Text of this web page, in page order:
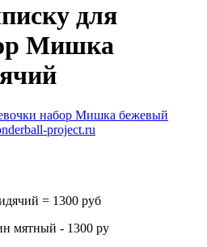
для
Мишка
= 1300 руб
мятный - 1300 ру